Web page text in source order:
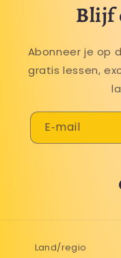
Blijf
Abonneer je op
gratis lessen,
E‑mail
Land/regio